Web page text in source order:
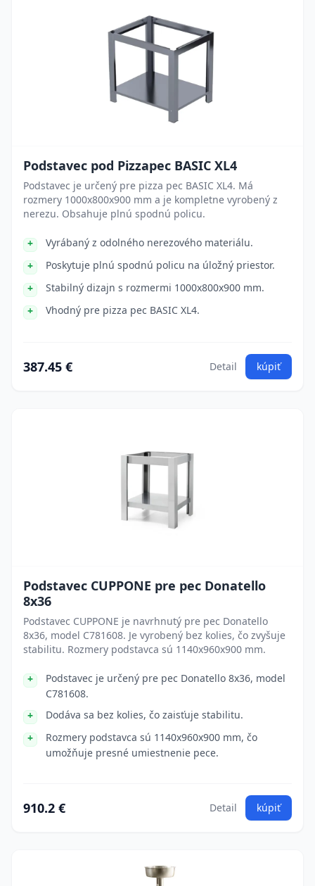
Podstavec pod Pizzapec BASIC XL4
Podstavec je určený pre pizza pec BASIC XL4. Má
rozmery 1000x800x900 mm a je kompletne vyrobený z
nerezu. Obsahuje plnú spodnú policu.
Vyrábaný z odolného nerezového materiálu.
Poskytuje plnú spodnú policu na úložný priestor.
Stabilný dizajn s rozmermi 1000x800x900 mm.
Vhodný pre pizza pec BASIC XL4.
387.45 € Detail kúpiť
Podstavec CUPPONE pre pec Donatello
8x36
Podstavec CUPPONE je navrhnutý pre pec Donatello
8x36, model C781608. Je vyrobený bez kolies, čo zvyšuje
stabilitu. Rozmery podstavca sú 1140x960x900 mm.
Podstavec je určený pre pec Donatello 8x36, model
C781608.
Dodáva sa bez kolies, čo zaisťuje stabilitu.
Rozmery podstavca sú 1140x960x900 mm, čo
umožňuje presné umiestnenie pece.
910.2 € Detail kúpiť